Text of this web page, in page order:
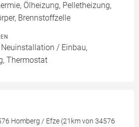
Ölheizung, Pelletheizung,
Brennstoffzelle
/ Einbau,
Thermostat
Homberg / Efze (21km von 34576